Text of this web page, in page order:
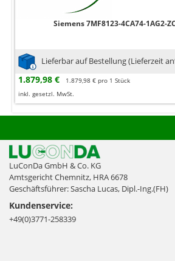
Siemens 7MF8123-4CA74-1AG2-
Lieferbar auf Bestellung (Lieferzeit
1.879,98 €
1.879,98 € pro 1 Stück
inkl. gesetzl. MwSt.
LuConDa GmbH & Co. KG
Amtsgericht Chemnitz, HRA 6678
Geschäftsführer: Sascha Lucas, Dipl.-Ing.(FH)
Kundenservice:
+49(0)3771-258339